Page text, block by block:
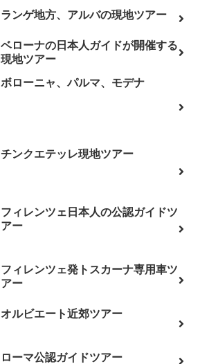
ランゲ地方、アルバの現地ツアー
ベローナの日本人ガイドが開催する
現地ツアー
ボローニャ、パルマ、モデナ
チンクエテッレ現地ツアー
フィレンツェ日本人の公認ガイドツ
アー
フィレンツェ発トスカーナ専用車ツ
アー
オルビエート近郊ツアー
ローマ公認ガイドツアー